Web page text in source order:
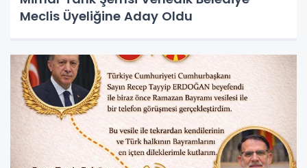
Meclis Üyeliğine Aday Oldu